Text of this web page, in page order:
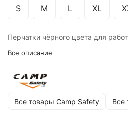
S M L XL
Перчатки чёрного цвета для
Все описание
Все товары Camp Safety Все